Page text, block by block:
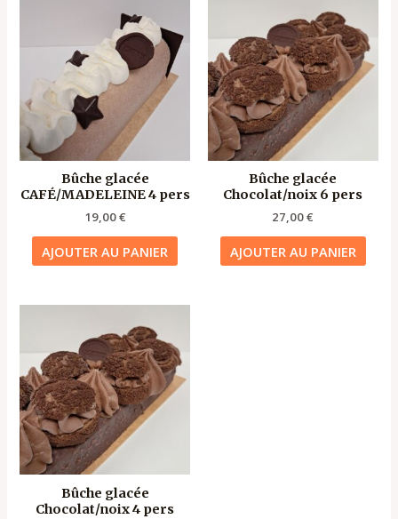
Bûche glacée
CAFÉ/MADELEINE 4 pers
19,00€
AJOUTER AU PANIER
Bûche glacée
Chocolat/noix 6 pers
27,00€
AJOUTER AU PANIER
Bûche glacée
Chocolat/noix 4 pers